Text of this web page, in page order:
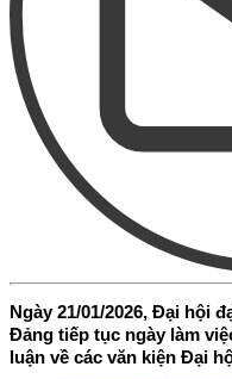
Ngày 21/01/2026, Đại hội
Đảng tiếp tục ngày làm
luận về các văn kiện Đại